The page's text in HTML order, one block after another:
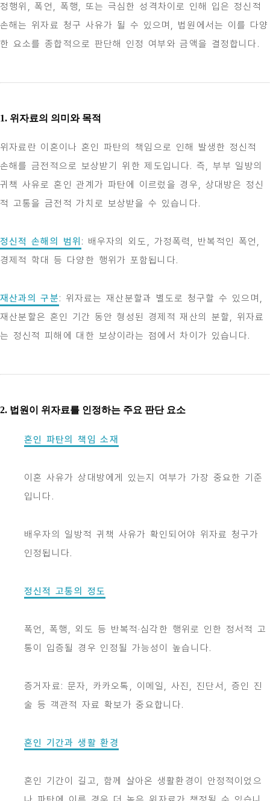
정행위, 폭언, 폭행, 또는 극심한 성격차이로 인해 입은 정신적
손해는 위자료 청구 사유가 될 수 있으며, 법원에서는 이를 다양
한 요소를 종합적으로 판단해 인정 여부와 금액을 결정합니다.
1. 위자료의 의미와 목적
위자료란 이혼이나 혼인 파탄의 책임으로 인해 발생한 정신적
손해를 금전적으로 보상받기 위한 제도입니다. 즉, 부부 일방의
귀책 사유로 혼인 관계가 파탄에 이르렀을 경우, 상대방은 정신
적 고통을 금전적 가치로 보상받을 수 있습니다.
정신적 손해의 범위 : 배우자의 외도, 가정폭력, 반복적인 폭언,
경제적 학대 등 다양한 행위가 포함됩니다.
재산과의 구분: 위자료는 재산분할과 별도로 청구할 수 있으며,
재산분할은 혼인 기간 동안 형성된 경제적 재산의 분할, 위자료
는 정신적 피해에 대한 보상이라는 점에서 차이가 있습니다.
2. 법원이 위자료를 인정하는 주요 판단 요소
혼인 파탄의 책임 소재
이혼 사유가 상대방에게 있는지 여부가 가장 중요한 기준
입니다.
배우자의 일방적 귀책 사유가 확인되어야 위자료 청구가
인정됩니다.
정신적 고통의 정도
폭언, 폭행, 외도 등 반복적·심각한 행위로 인한 정서적 고
통이 입증될 경우 인정될 가능성이 높습니다.
증거자료: 문자, 카카오톡, 이메일, 사진, 진단서, 증인 진
술 등 객관적 자료 확보가 중요합니다.
혼인 기간과 생활 환경
혼인 기간이 길고, 함께 살아온 생활환경이 안정적이었으